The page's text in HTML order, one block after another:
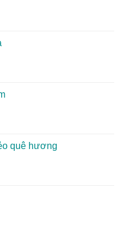
quê hương